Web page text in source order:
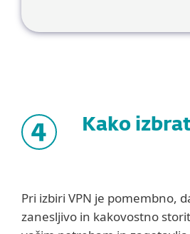
Kako
Pri izbiri VPN je pomembno,
zanesljivo in kakovostno